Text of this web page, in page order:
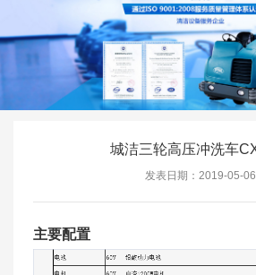
城洁三轮高压冲洗车
发表日期：2019-05-06
主要配置